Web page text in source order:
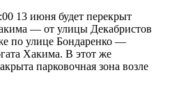
13 июня будет перекрыт
— от улицы Декабристов
по улице Бондаренко —
Хакима. В этот же
парковочная зона возле